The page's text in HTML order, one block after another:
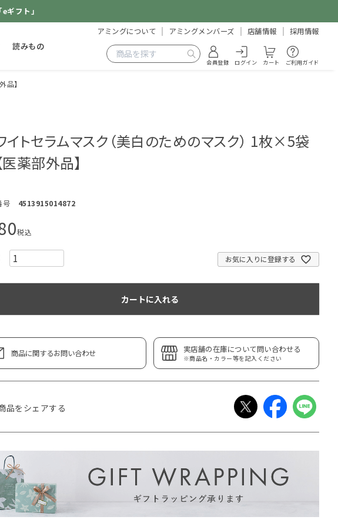
ギフト」
読みもの
アミングについて アミングメンバーズ 店舗情報 採用情報
会員登録 ログイン カート ご利用ガイド
品】
イトセラムマスク（美白のためのマスク） 1枚×5袋
医薬部外品】
号 4513915014872
税込
お気に入りに登録する
カートに入れる
商品に関するお問い合わせ 実店舗の在庫について問い合わせる
※商品名・カラー等を記入ください
品をシェアする